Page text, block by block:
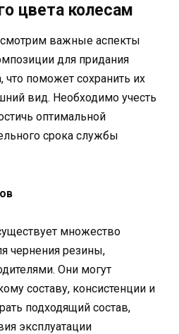
цвета колесам
важные аспекты
для придания
что поможет сохранить их
вид. Необходимо учесть
оптимальной
срока службы
множество
чернения резины,
Они могут
составу, консистенции и
подходящий состав,
эксплуатации